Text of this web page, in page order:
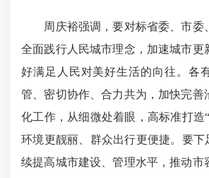
周庆裕强调，要对标省委、市委
全面践行人民城市理念，加速城市更
好满足人民对美好生活的向往。各
管、密切协作、合力共为，加快完善
化工作，从细微处着眼，高标准打造
环境更靓丽、群众出行更便捷。要下
续提高城市建设、管理水平，推动市